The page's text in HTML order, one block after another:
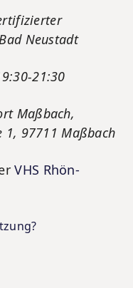
Neustadt
21:30
Maßbach,
1, 97711 Maßbach
VHS Rhön-